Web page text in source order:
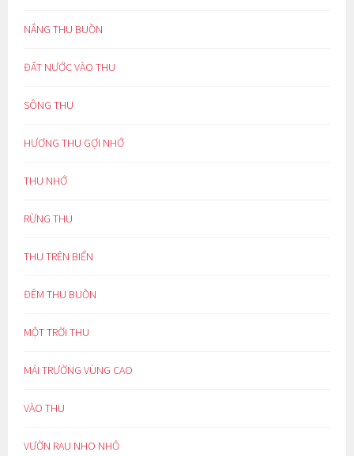
NẮNG THU BUỒN
ĐẤT NƯỚC VÀO THU
SÔNG THU
HƯƠNG THU GỢI NHỚ
THU NHỚ
RỪNG THU
THU TRÊN BIỂN
ĐÊM THU BUỒN
MỘT TRỜI THU
MÁI TRƯỜNG VÙNG CAO
VÀO THU
VƯỜN RAU NHO NHỎ